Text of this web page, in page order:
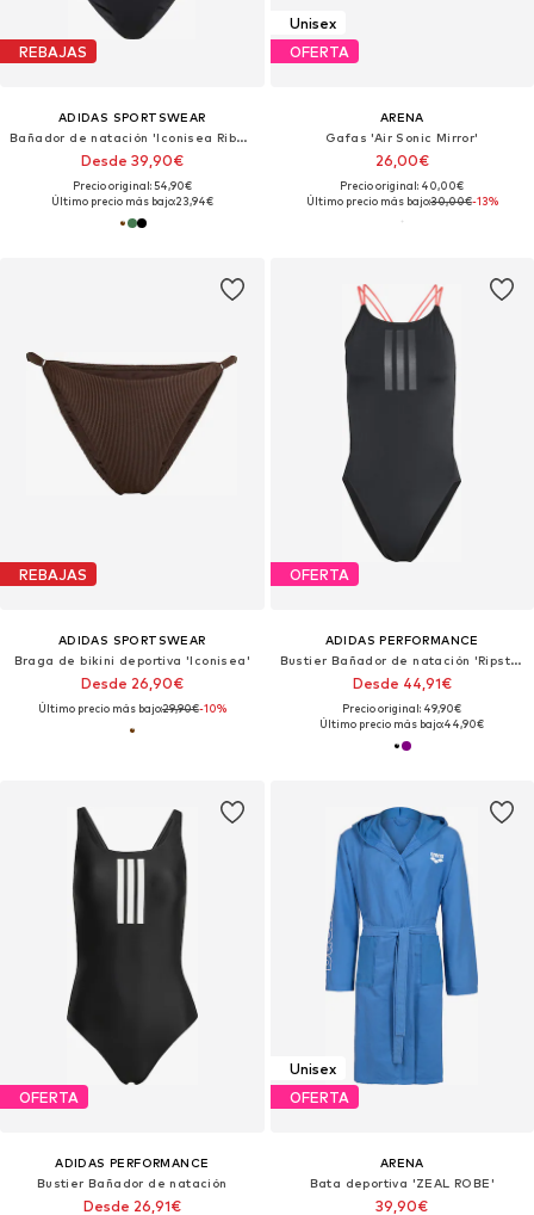
REBAJAS
ADIDAS SPORTSWEAR
Bañador de natación 'Iconisea Ribbed Padded Thin Straps'
Desde 39,90€
Precio original: 54,90€
Último precio más bajo:23,94€
Unisex
OFERTA
ARENA
Gafas 'Air Sonic Mirror'
26,00€
Precio original: 40,00€
Último precio más bajo:30,00€-13%
REBAJAS
ADIDAS SPORTSWEAR
Braga de bikini deportiva 'Iconisea'
Desde 26,90€
Último precio más bajo:29,90€-10%
OFERTA
ADIDAS PERFORMANCE
Bustier Bañador de natación 'Ripstream'
Desde 44,91€
Precio original: 49,90€
Último precio más bajo:44,90€
OFERTA
ADIDAS PERFORMANCE
Bustier Bañador de natación
Desde 26,91€
Unisex
OFERTA
ARENA
Bata deportiva 'ZEAL ROBE'
39,90€